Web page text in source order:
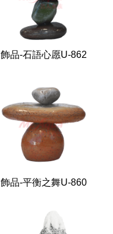
飾品-石語心愿U-862
飾品-平衡之舞U-860